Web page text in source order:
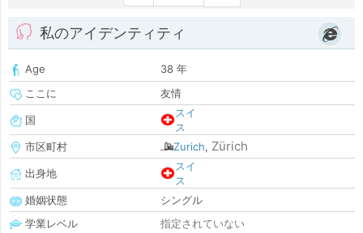
私のアイデンティティ
Age
38 年
ここに
友情
国
スイ
ス
市区町村
Zurich, Zürich
出身地
スイ
ス
婚姻状態
シングル
学業レベル
指定されていない